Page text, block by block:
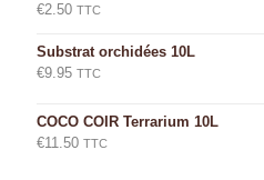
€2.50 TTC
Substrat orchidées 10L
€9.95 TTC
COCO COIR Terrarium 10L
€11.50 TTC